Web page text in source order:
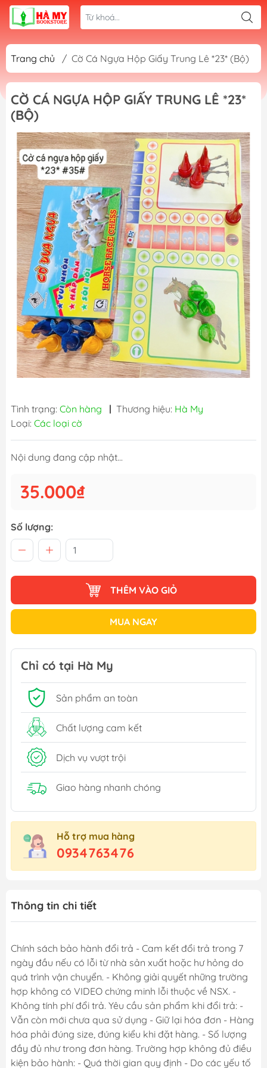
Trang chủ / Cờ Cá Ngựa Hộp Giấy Trung Lê *23* (Bộ)
CỜ CÁ NGỰA HỘP GIẤY TRUNG LÊ *23*
(BỘ)
Tình trạng: Còn hàng | Thương hiệu: Hà My
Loại: Các loại cờ
Nội dung đang cập nhật...
35.000₫
Số lượng:
THÊM VÀO GIỎ
MUA NGAY
Chỉ có tại Hà My
Sản phẩm an toàn
Chất lượng cam kết
Dịch vụ vượt trội
Giao hàng nhanh chóng
Hỗ trợ mua hàng
0934763476
Thông tin chi tiết
Chính sách bảo hành đổi trả - Cam kết đổi trả trong 7
ngày đầu nếu có lỗi từ nhà sản xuất hoặc hư hỏng do
quá trình vận chuyển. - Không giải quyết những trường
hợp không có VIDEO chứng minh lỗi thuộc về NSX. -
Không tính phí đổi trả. Yêu cầu sản phẩm khi đổi trả: -
Vẫn còn mới chưa qua sử dụng - Giữ lại hóa đơn - Hàng
hóa phải đúng size, đúng kiểu khi đặt hàng. - Số lượng
đầy đủ như trong đơn hàng. Trường hợp không đủ điều
kiện bảo hành: - Quá thời gian quy định - Do các yếu tố